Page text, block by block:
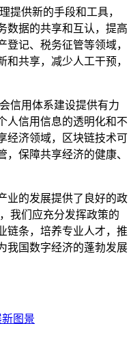
提供新的手段和工具，
数据的共享和互认，提高
记、税务征管等领域，
和共享，减少人工干预，
信用体系建设提供有力
人信用信息的透明化和不
经济领域，区块链技术可
保障共享经济的健康、
业的发展提供了良好的政
我们应充分发挥政策的
链条，培养专业人才，推
我国数字经济的蓬勃发展
图景